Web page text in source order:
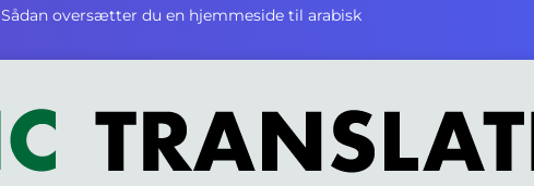
Sådan oversætter du en hjemmeside til arabisk